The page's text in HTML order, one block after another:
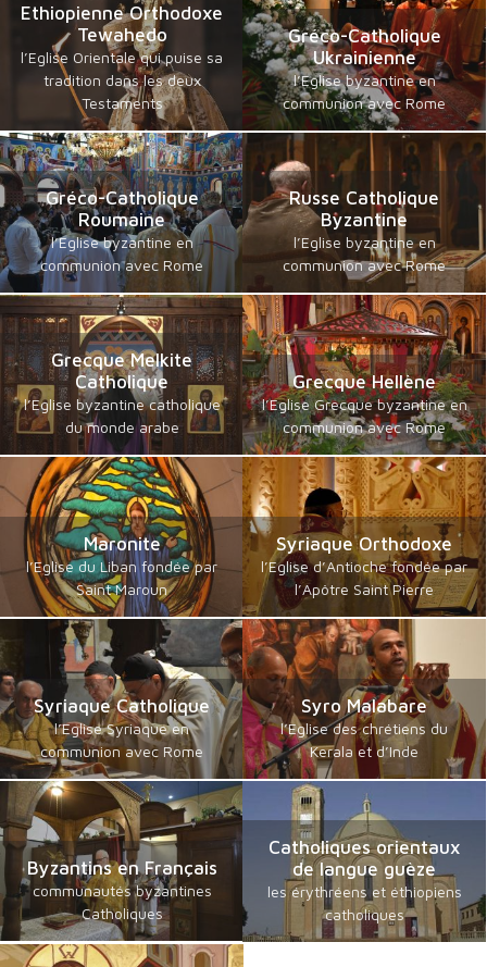
Ethiopienne Orthodoxe
Tewahedo
l’Eglise Orientale qui puise sa
tradition dans les deux
Testaments
Gréco-Catholique
Ukrainienne
l’Eglise byzantine en
communion avec Rome
Gréco-Catholique
Roumaine
l’Eglise byzantine en
communion avec Rome
Russe Catholique
Byzantine
l’Eglise byzantine en
communion avec Rome
Grecque Melkite
Catholique
l’Eglise byzantine catholique
du monde arabe
Grecque Hellène
l’Eglise Grecque byzantine en
communion avec Rome
Maronite
l’Eglise du Liban fondée par
Saint Maroun
Syriaque Orthodoxe
l’Eglise d’Antioche fondée par
l’Apôtre Saint Pierre
Syriaque Catholique
l’Eglise Syriaque en
communion avec Rome
Syro Malabare
l’Eglise des chrétiens du
Kerala et d’Inde
Byzantins en Français
communautés byzantines
Catholiques
Catholiques orientaux
de langue guèze
les érythréens et éthiopiens
catholiques